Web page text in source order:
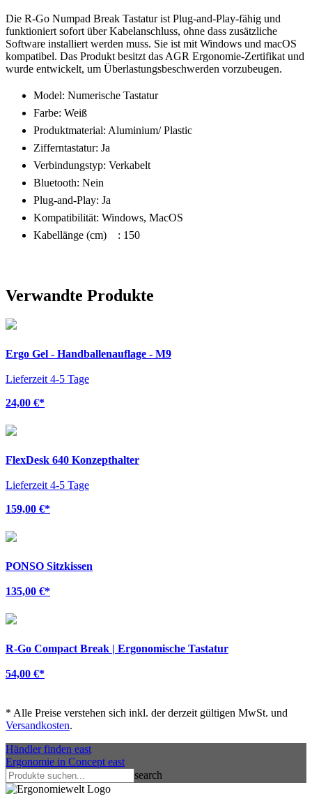
Die R-Go Numpad Break Tastatur ist Plug-and-Play-fähig und
funktioniert sofort über Kabelanschluss, ohne dass zusätzliche
Software installiert werden muss. Sie ist mit Windows und macOS
kompatibel. Das Produkt besitzt das AGR Ergonomie-Zertifikat und
wurde entwickelt, um Überlastungsbeschwerden vorzubeugen.
Model: Numerische Tastatur
Farbe: Weiß
Produktmaterial: Aluminium/ Plastic
Zifferntastatur: Ja
Verbindungstyp: Verkabelt
Bluetooth: Nein
Plug-and-Play: Ja
Kompatibilität: Windows, MacOS
Kabellänge (cm) : 150
Verwandte Produkte
Ergo Gel - Handballenauflage - M9
Lieferzeit 4-5 Tage
24,00 €*
FlexDesk 640 Konzepthalter
Lieferzeit 4-5 Tage
159,00 €*
PONSO Sitzkissen
135,00 €*
R-Go Compact Break | Ergonomische Tastatur
54,00 €*
* Alle Preise verstehen sich inkl. der derzeit gültigen MwSt. und
Versandkosten.
Händler finden east
Ergonomie in Concepteast
search